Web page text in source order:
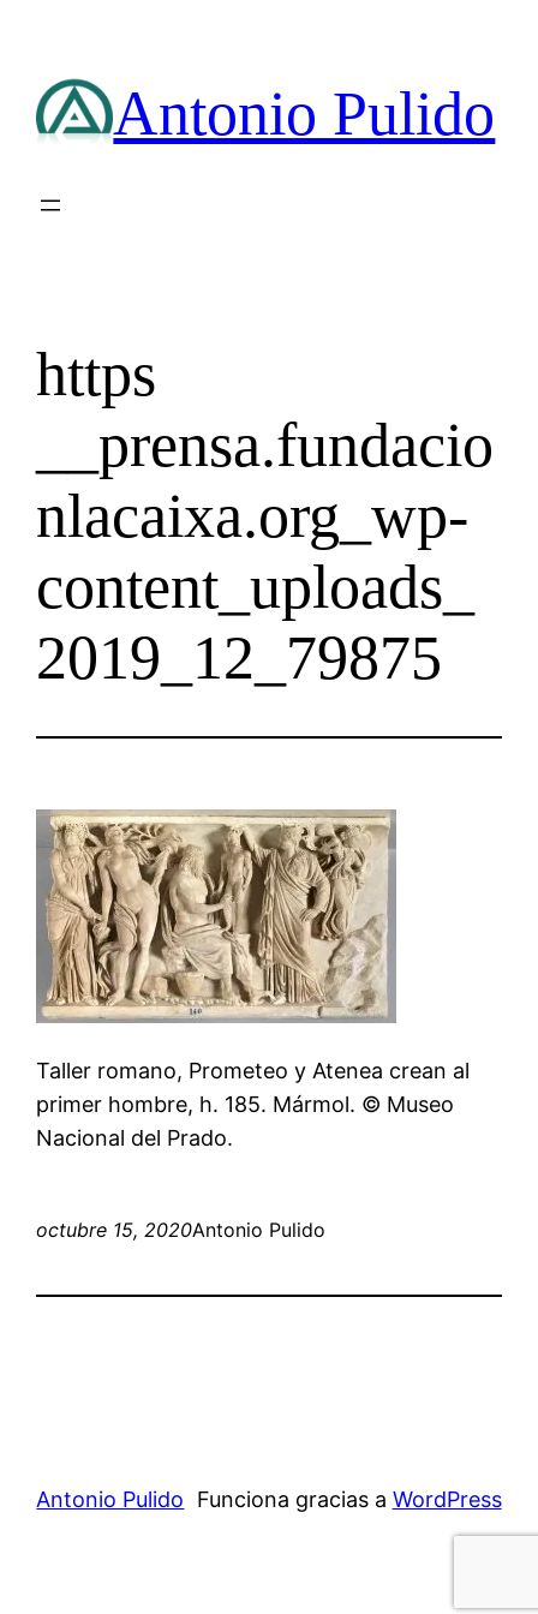
contenido Antonio Pulido
https
__prensa.fundacio
nlacaixa.org_wp-
content_uploads_
2019_12_79875
Taller romano, Prometeo y Atenea crean al
primer hombre, h. 185. Mármol. © Museo
Nacional del Prado.
octubre 15, 2020Antonio Pulido
Antonio Pulido Funciona gracias a WordPress